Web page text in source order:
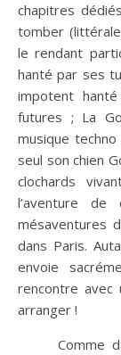
chapitres
tomber
le rendant
hanté par ses
impotent
futures ; La
musique
seul son chien
clochards
l’aventure
mésaventures
dans Paris.
envoie
rencontre avec
arranger !
Comme